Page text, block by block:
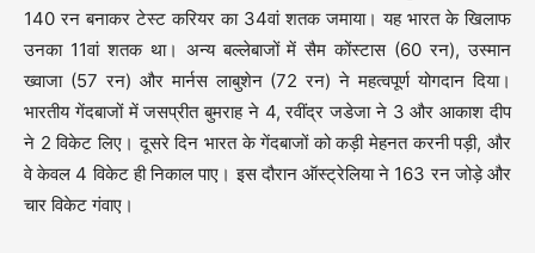
140 रन बनाकर टेस्ट करियर का 34वां शतक जमाया। यह भारत के खिलाफ
उनका 11वां शतक था। अन्य बल्लेबाजों में सैम कोंस्टास (60 रन), उस्मान
ख्वाजा (57 रन) और मार्नस लाबुशेन (72 रन) ने महत्वपूर्ण योगदान दिया।
भारतीय गेंदबाजों में जसप्रीत बुमराह ने 4, रवींद्र जडेजा ने 3 और आकाश दीप
ने 2 विकेट लिए। दूसरे दिन भारत के गेंदबाजों को कड़ी मेहनत करनी पड़ी, और
वे केवल 4 विकेट ही निकाल पाए। इस दौरान ऑस्ट्रेलिया ने 163 रन जोड़े और
चार विकेट गंवाए।